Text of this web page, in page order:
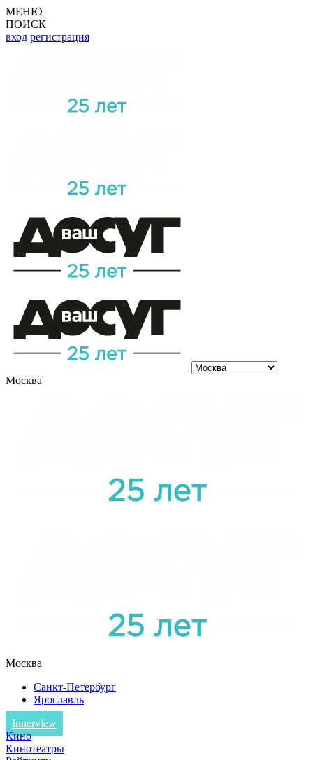
МЕНЮ
ПОИСК
вход регистрация
Москва
Москва
Санкт-Петербург
Ярославль
Innerview
Кино
Кинотеатры